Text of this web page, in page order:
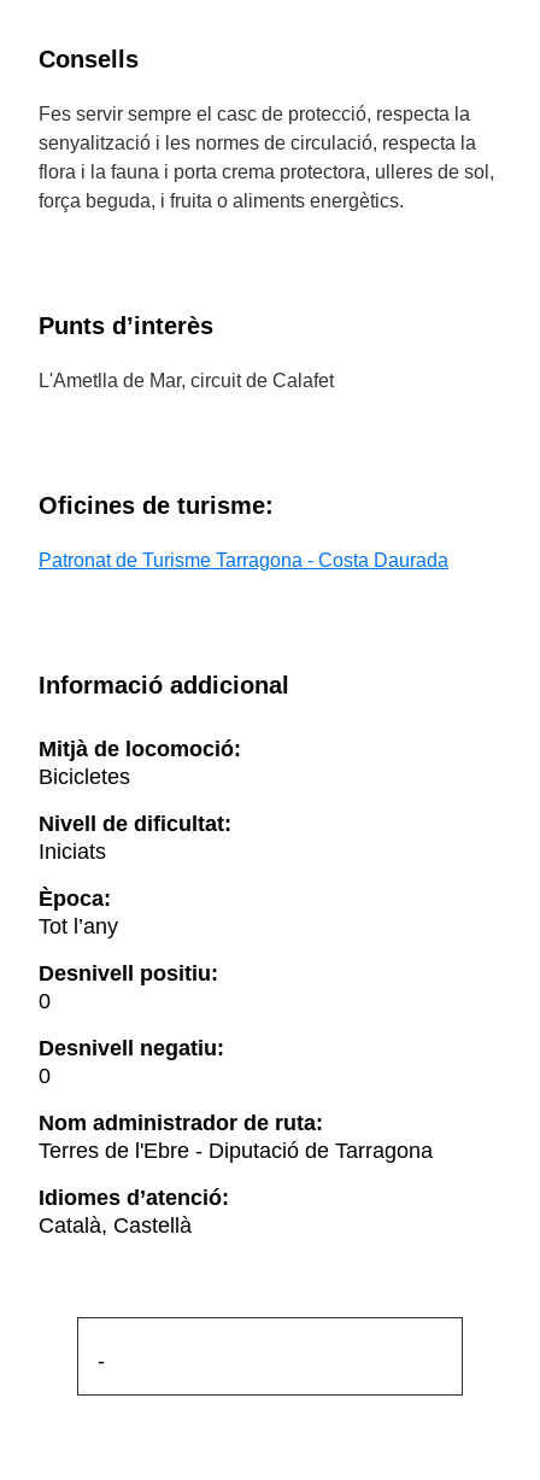
Consells
Fes servir sempre el casc de protecció, respecta la
senyalització i les normes de circulació, respecta la
flora i la fauna i porta crema protectora, ulleres de sol,
força beguda, i fruita o aliments energètics.
Punts d’interès
L'Ametlla de Mar, circuit de Calafet
Oficines de turisme:
Patronat de Turisme Tarragona - Costa Daurada
Informació addicional
Mitjà de locomoció:
Bicicletes
Nivell de dificultat:
Iniciats
Època:
Tot l’any
Desnivell positiu:
0
Desnivell negatiu:
0
Nom administrador de ruta:
Terres de l'Ebre - Diputació de Tarragona
Idiomes d’atenció:
Català, Castellà
-